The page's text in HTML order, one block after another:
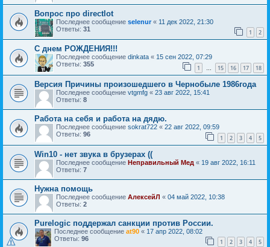
Вопрос про directlot
Последнее сообщение selenur « 11 дек 2022, 21:30
Ответы: 31 1 2
С днем РОЖДЕНИЯ!!!
Последнее сообщение dinkata « 15 сен 2022, 07:29
Ответы: 355 1 … 15 16 17 18
Версия Причины произошедшего в Чернобыле 1986года
Последнее сообщение vtgmfg « 23 авг 2022, 15:41
Ответы: 8
Работа на себя и работа на дядю.
Последнее сообщение sokrat722 « 22 авг 2022, 09:59
Ответы: 96 1 2 3 4 5
Win10 - нет звука в брузерах ((
Последнее сообщение Неправильный Мед « 19 авг 2022, 16:11
Ответы: 7
Нужна помощь
Последнее сообщение АлексейЛ « 04 май 2022, 10:38
Ответы: 2
Purelogic поддержал санкции против России.
Последнее сообщение at90 « 17 апр 2022, 08:02
Ответы: 96 1 2 3 4 5